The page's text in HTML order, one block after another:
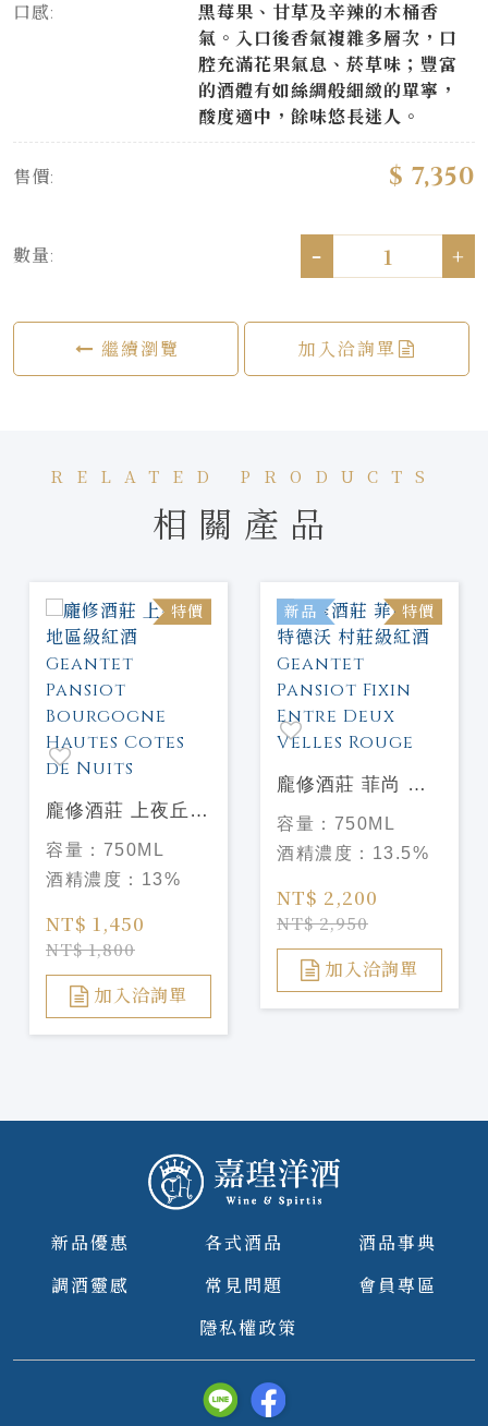
口感:
黑莓果、甘草及辛辣的木桶香
氣。入口後香氣複雜多層次，口
腔充滿花果氣息、菸草味；豐富
的酒體有如絲綢般細緻的單寧，
酸度適中，餘味悠長迷人。
售價: $ 7,350
數量: - +
繼續瀏覽 加入洽詢單
RELATED PRODUCTS
相關產品
特價
龐修酒莊 上夜丘地
區級紅酒 Geantet
Pansiot
Bourgogne
Hautes Cotes de
Nuits
容量： 750ML
酒精濃度： 13%
NT$ 1,450
NT$ 1,800
加入洽詢單
新品 特價
龐修酒莊 菲尚 茵
特德沃 村莊級紅酒
Geantet Pansiot
Fixin Entre Deux
Velles Rouge
容量： 750ML
酒精濃度： 13.5%
NT$ 2,200
NT$ 2,950
加入洽詢單
新品優惠 各式酒品
酒品事典
調酒靈感
常見問題
會員專區
隱私權政策